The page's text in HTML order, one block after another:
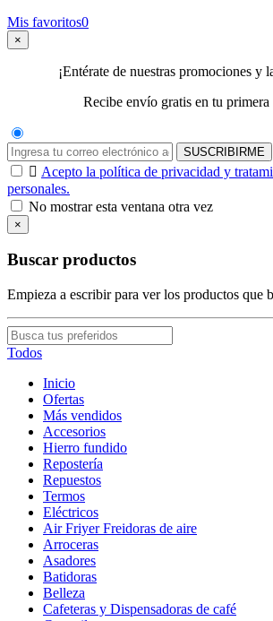
Mis favoritos0
×
¡Entérate de nuestras promociones y
Recibe envío gratis en tu primera
SUSCRIBIRME
 Acepto la política de privacidad y
personales.
No mostrar esta ventana otra vez
×
Buscar productos
Empieza a escribir para ver los productos que
Todos
Inicio
Ofertas
Más vendidos
Accesorios
Hierro fundido
Repostería
Repuestos
Termos
Eléctricos
Air Friyer Freidoras de aire
Arroceras
Asadores
Batidoras
Belleza
Cafeteras y Dispensadoras de café